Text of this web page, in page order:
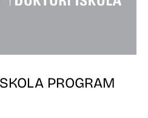
PROGRAM